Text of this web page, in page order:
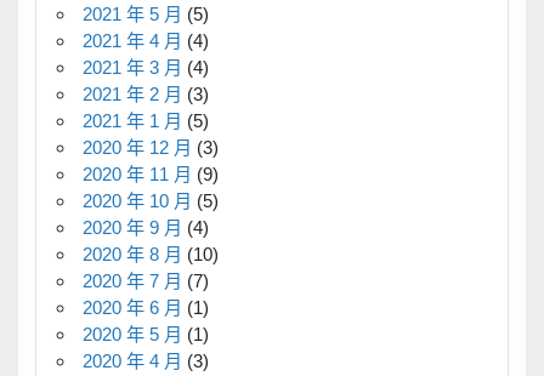
2021 年 5 月 (5)
2021 年 4 月 (4)
2021 年 3 月 (4)
2021 年 2 月 (3)
2021 年 1 月 (5)
2020 年 12 月 (3)
2020 年 11 月 (9)
2020 年 10 月 (5)
2020 年 9 月 (4)
2020 年 8 月 (10)
2020 年 7 月 (7)
2020 年 6 月 (1)
2020 年 5 月 (1)
2020 年 4 月 (3)